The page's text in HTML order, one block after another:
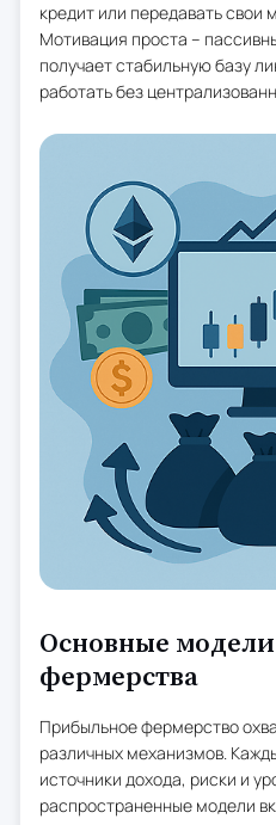
кредит или передавать свои
Мотивация проста –
получает стабильную базу
работать без
Основные
фермерства
Прибыльное фермерство
различных механизмов.
источники дохода, риски и
распространенные модели